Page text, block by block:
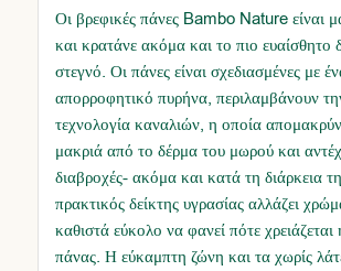
Οι βρεφικές πάνες Bambo Nature είναι
και κρατάνε ακόμα και το πιο ευαίσθητο
στεγνό. Οι πάνες είναι σχεδιασμένες με
απορροφητικό πυρήνα, περιλαμβάνουν
τεχνολογία καναλιών, η οποία
μακριά από το δέρμα του μωρού και
διαβροχές- ακόμα και κατά τη διάρκεια
πρακτικός δείκτης υγρασίας αλλάζει
καθιστά εύκολο να φανεί πότε
πάνας. Η εύκαμπτη ζώνη και τα χωρίς